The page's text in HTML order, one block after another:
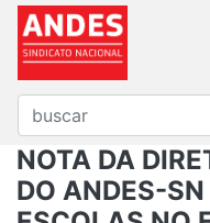
NOTA DA
DO ANDES-